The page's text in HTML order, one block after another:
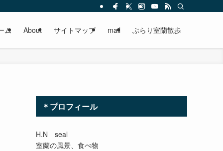
ム About サイトマップ mail ぶらり室蘭散歩
＊プロフィール
H.N seal
室蘭の風景、食べ物